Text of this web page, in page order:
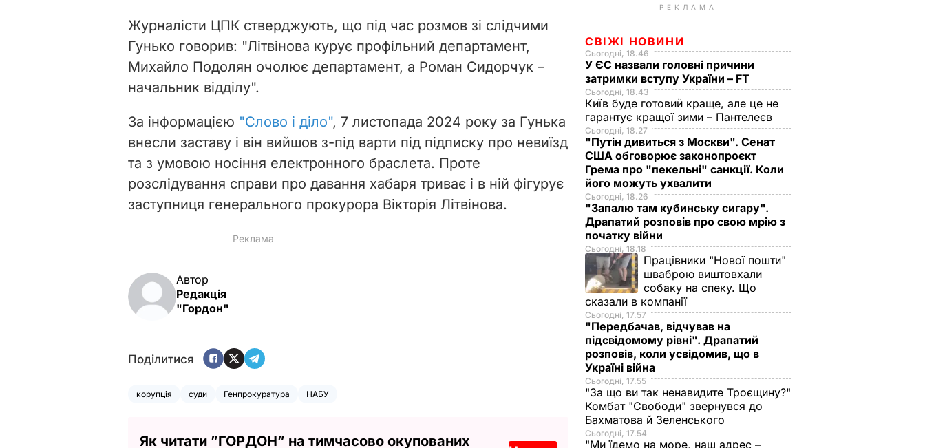
Журналісти ЦПК стверджують, що під час розмов зі слідчими
Гунько говорив: "Літвінова курує профільний департамент,
Михайло Подолян очолює департамент, а Роман Сидорчук –
начальник відділу".
За інформацією "Слово і діло", 7 листопада 2024 року за Гунька
внесли заставу і він вийшов з-під варти під підписку про невиїзд
та з умовою носіння електронного браслета. Проте
розслідування справи про давання хабаря триває і в ній фігурує
заступниця генерального прокурора Вікторія Літвінова.
Автор
Редакція
"Гордон"
Поділитися
корупція суди Генпрокуратура НАБУ
Як читати ”ГОРДОН” на тимчасово окупованих
РЕКЛАМА
СВІЖІ НОВИНИ
Сьогодні, 18.46
У ЄС назвали головні причини
затримки вступу України – FT
Сьогодні, 18.43
Київ буде готовий краще, але це не
гарантує кращої зими – Пантелеєв
Сьогодні, 18.27
"Путін дивиться з Москви". Сенат
США обговорює законопроєкт
Грема про "пекельні" санкції. Коли
його можуть ухвалити
Сьогодні, 18.26
"Запалю там кубинську сигару".
Драпатий розповів про свою мрію з
початку війни
Сьогодні, 18.18
Працівники "Нової пошти"
шваброю виштовхали
собаку на спеку. Що
сказали в компанії
Сьогодні, 17.57
"Передбачав, відчував на
підсвідомому рівні". Драпатий
розповів, коли усвідомив, що в
Україні війна
Сьогодні, 17.55
"За що ви так ненавидите Троєщину?"
Комбат "Свободи" звернувся до
Бахматова й Зеленського
Сьогодні, 17.54
"Ми їдемо на море, наш адрес –